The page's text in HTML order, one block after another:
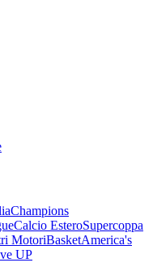
Champions
Calcio EsteroSupercoppa
MotoriBasketAmerica's
UP